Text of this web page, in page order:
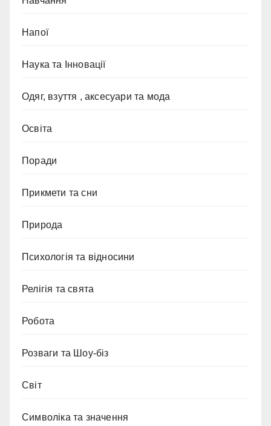
Напої
Наука та Інновації
Одяг, взуття , аксесуари та мода
Освіта
Поради
Прикмети та сни
Природа
Психологія та відносини
Релігія та свята
Робота
Розваги та Шоу-біз
Світ
Символіка та значення